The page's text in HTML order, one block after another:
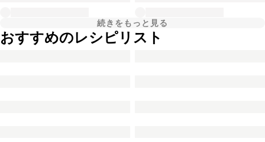
続きをもっと見る
おすすめのレシピリスト